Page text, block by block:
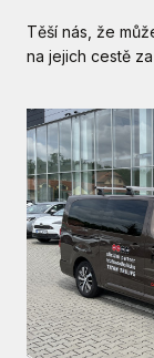
Těší nás, že
na jejich cestě